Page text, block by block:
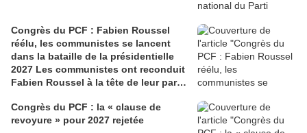
Congrès du PCF : Fabien Roussel
réélu, les communistes se lancent
dans la bataille de la présidentielle
2027 Les communistes ont reconduit
Fabien Roussel à la tête de leur parti,
Lille. Le secrétaire national, dont la
candidature devrait être officialisée le
Congrès du PCF : la « clause de
revoyure » pour 2027 rejetée